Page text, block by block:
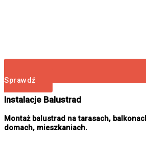
Sprawdź
Instalacje Balustrad
Montaż balustrad na tarasach,
domach, mieszkaniach.